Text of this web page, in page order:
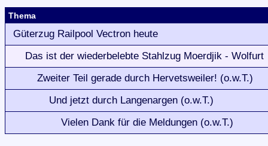
Thema
Güterzug Railpool Vectron heute
Das ist der wiederbelebte Stahlzug Moerdjik - Wolfurt
Zweiter Teil gerade durch Hervetsweiler! (o.w.T.)
Und jetzt durch Langenargen (o.w.T.)
Vielen Dank für die Meldungen (o.w.T.)